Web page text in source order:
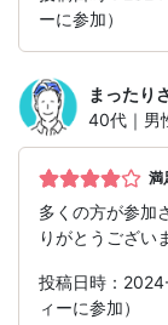
ーに参加）
まったり
40代｜男
満
多くの方が参加
りがとうござい
投稿日時：
ィーに参加）